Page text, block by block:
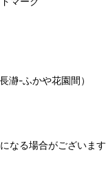
瀞-ふかや花園間）
なる場合がございます